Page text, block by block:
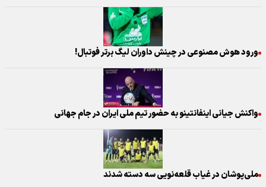
ورود هوش مصنوعی در چینش داوران لیگ برتر فوتبال!
واکنش جیانی اینفانتینو به حضور تیم ملی ایران در جام جهانی
ملی‌پوشان در غیاب قلعه‌نویی سه دسته شدند